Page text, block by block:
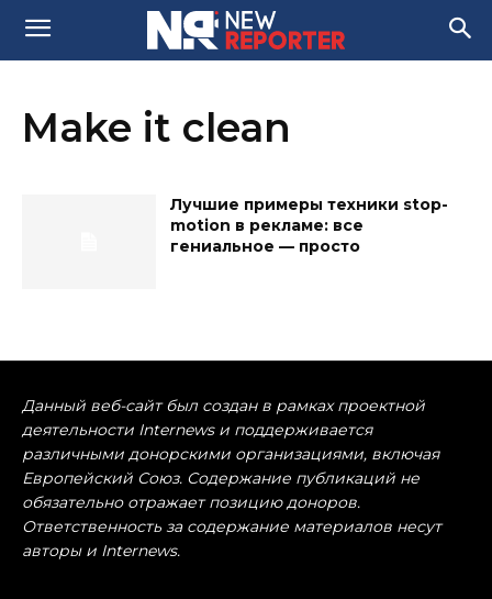
Make it clean
Лучшие примеры техники stop-
motion в рекламе: все
гениальное — просто
Данный веб-сайт был создан в рамках проектной
деятельности Internews и поддерживается
различными донорскими организациями, включая
Европейский Союз. Содержание публикаций не
обязательно отражает позицию доноров.
Ответственность за содержание материалов несут
авторы и Internews.